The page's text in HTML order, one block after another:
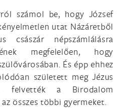
számol be, hogy József
utat Názáretből
császár népszámlálásra
megfelelően, hogy
És épp ehhez
született meg Jézus
a Birodalom
összes többi gyermeket.